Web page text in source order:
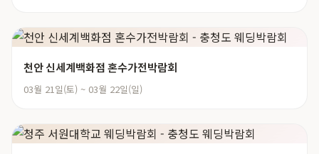
천안 신세계백화점 혼수가전박람회
03월 21일(토) ~ 03월 22일(일)